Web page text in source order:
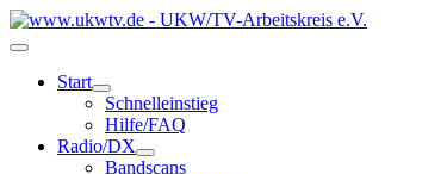
Start
Schnelleinstieg
Hilfe/FAQ
Radio/DX
Bandscans